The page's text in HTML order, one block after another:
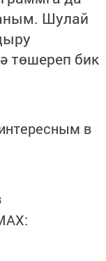
Шулай
төшереп бик
в